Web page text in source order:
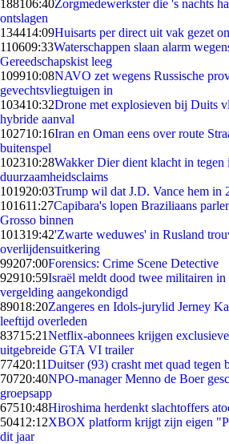
188106:40Zorgmedewerkster die 's nachts
ontslagen
134414:09Huisarts per direct uit vak gezet
110609:33Waterschappen slaan alarm
Gereedschapskist leeg
109910:08NAVO zet wegens Russische
gevechtsvliegtuigen in
103410:32Drone met explosieven bij Duits
hybride aanval
102710:16Iran en Oman eens over route
buitenspel
102310:28Wakker Dier dient klacht in tegen
duurzaamheidsclaims
101920:03Trump wil dat J.D. Vance hem in
101611:27Capibara's lopen Braziliaans
Grosso binnen
101319:42'Zwarte weduwes' in Rusland
overlijdensuitkering
99207:00Forensics: Crime Scene Detective
92910:59Israël meldt dood twee militairen
vergelding aangekondigd
89018:20Zangeres en Idols-jurylid Jerney
leeftijd overleden
83715:21Netflix-abonnees krijgen
uitgebreide GTA VI trailer
77420:11Duitser (93) crasht met quad tegen
70720:40NPO-manager Menno de Boer
groepsapp
67510:48Hiroshima herdenkt slachtoffers
50412:12XBOX platform krijgt zijn eigen
dit jaar